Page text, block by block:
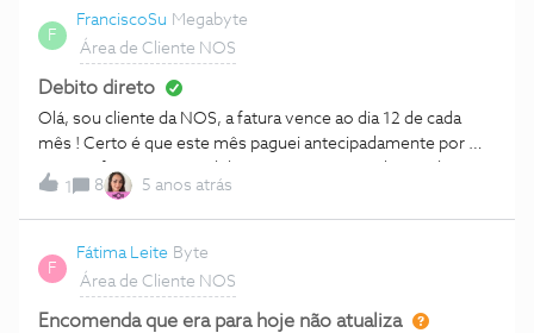
F
FranciscoSu Megabyte
Área de Cliente NOS
Debito direto
Olá, sou cliente da NOS, a fatura vence ao dia 12 de cada
mês ! Certo é que este mês paguei antecipadamente por MB
WAY. O fato é que me debitaram o mesmo valor no dia 12.
Ou seja, paguei 2x a mensalidade. podem pf ajudar como
devo proceder ?obrigado
1 8 5 anos atrás
F
Fátima Leite Byte
Área de Cliente NOS
Encomenda que era para hoje não atualiza